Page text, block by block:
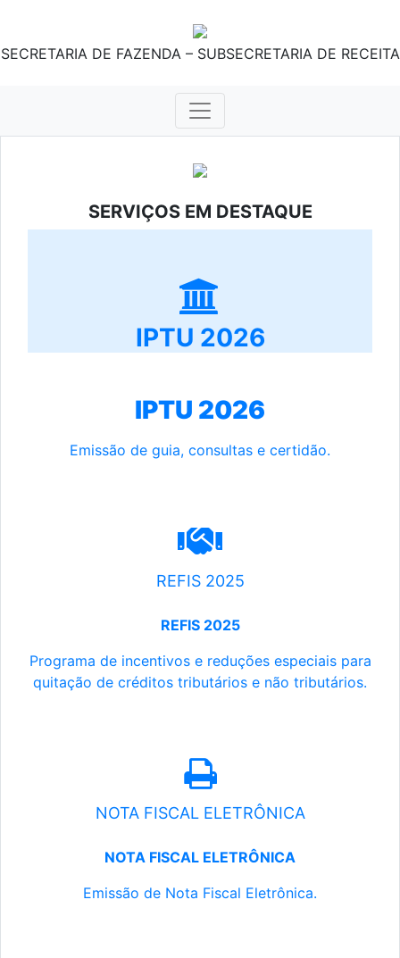
SECRETARIA DE FAZENDA – SUBSECRETARIA DE RECEITA
SERVIÇOS EM DESTAQUE
IPTU 2026
IPTU 2026
Emissão de guia, consultas e certidão.
REFIS 2025
REFIS 2025
Programa de incentivos e reduções especiais para
quitação de créditos tributários e não tributários.
NOTA FISCAL ELETRÔNICA
NOTA FISCAL ELETRÔNICA
Emissão de Nota Fiscal Eletrônica.